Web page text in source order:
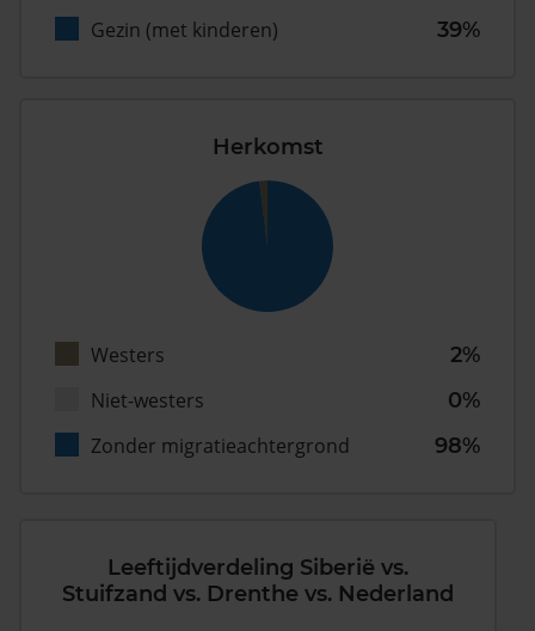
Gezin (met kinderen)
39%
Herkomst
Westers
2%
Niet-westers
0%
Zonder migratieachtergrond
98%
Leeftijdverdeling Siberië vs.
Stuifzand vs. Drenthe vs. Nederland